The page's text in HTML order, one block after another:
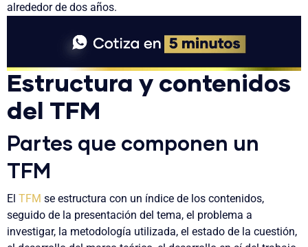
alrededor de dos años.
Estructura y contenidos
del TFM
Partes que componen un
TFM
El TFM se estructura con un índice de los contenidos,
seguido de la presentación del tema, el problema a
investigar, la metodología utilizada, el estado de la cuestión,